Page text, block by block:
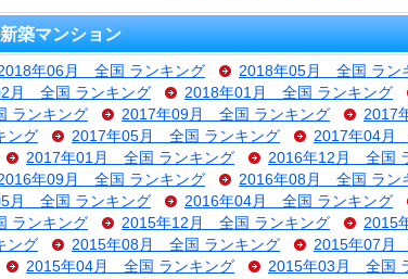
築マンション
年06月 全国 ランキング 2018年05月 全国 ラン
月 全国 ランキング 2018年01月 全国 ランキング
ランキング 2017年09月 全国 ランキング 2017
ング 2017年05月 全国 ランキング 2017年04月
2017年01月 全国 ランキング 2016年12月 全国
年09月 全国 ランキング 2016年08月 全国 ラン
月 全国 ランキング 2016年04月 全国 ランキング
ランキング 2015年12月 全国 ランキング 2015
ング 2015年08月 全国 ランキング 2015年07月
2015年04月 全国 ランキング 2015年03月 全国